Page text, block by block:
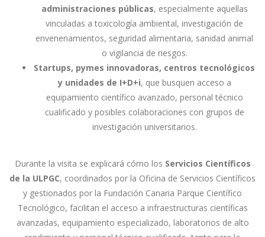
administraciones públicas, especialmente aquellas
vinculadas a toxicología ambiental, investigación de
envenenamientos, seguridad alimentaria, sanidad animal
o vigilancia de riesgos.
Startups, pymes innovadoras, centros tecnológicos
y unidades de I+D+i, que busquen acceso a
equipamiento científico avanzado, personal técnico
cualificado y posibles colaboraciones con grupos de
investigación universitarios.
Durante la visita se explicará cómo los Servicios Científicos
de la ULPGC, coordinados por la Oficina de Servicios Científicos
y gestionados por la Fundación Canaria Parque Científico
Tecnológico, facilitan el acceso a infraestructuras científicas
avanzadas, equipamiento especializado, laboratorios de alto